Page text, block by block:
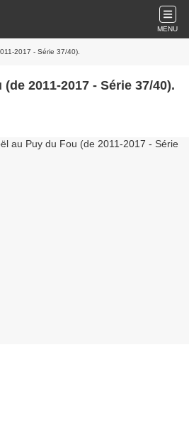
MENU
2017 - Série 37/40).
2011-2017 - Série 37/40).